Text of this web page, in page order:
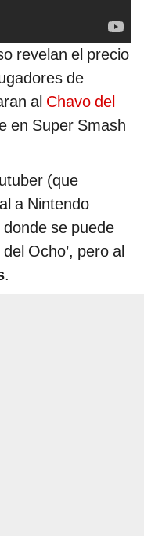
revelan el precio
de
al Chavo del
en Super Smash
(que
a Nintendo
se puede
Ocho’, pero al
.